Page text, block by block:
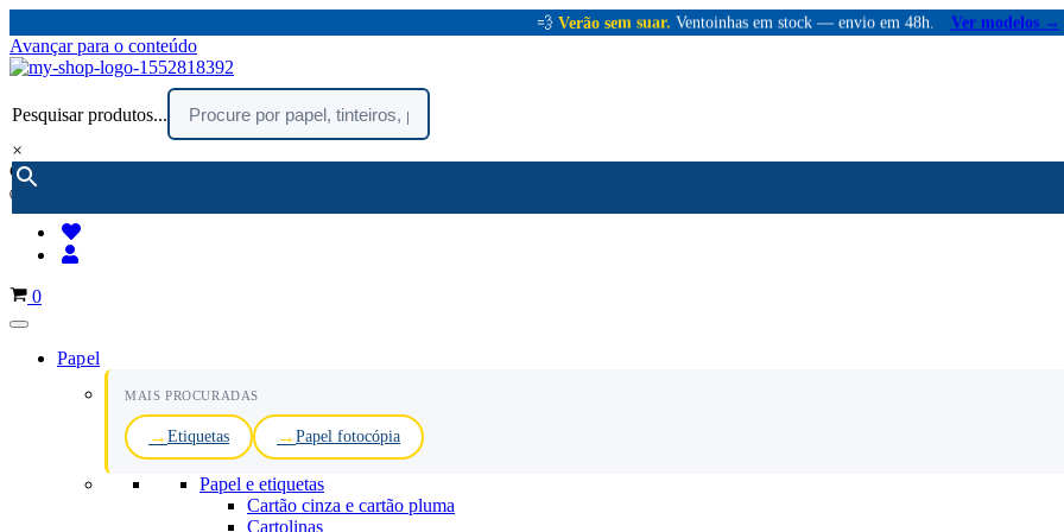
💨 Verão sem suar. Ventoinhas em stock — envio em 48h. Ver modelos →
Avançar para o conteúdo
Pesquisar produtos...
×
encomendar por telefone :
(chamada rede fixa nacional)
Carrinho
0
Papel
MAIS PROCURADAS
Etiquetas Papel fotocópia
Papel e etiquetas
Cartão cinza e cartão pluma
Cartolinas